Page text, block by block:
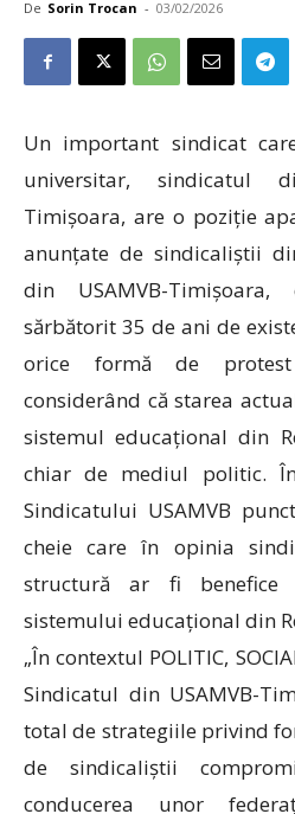
De Sorin Trocan - 03/02/2026
Un important sindicat
universitar, sindicatul
Timișoara, are o poziție
anunțate de sindicaliștii
din USAMVB-
sărbătorit 35 de ani de
orice formă de
considerând că starea
sistemul educațional din
chiar de mediul politic.
Sindicatului USAMVB
cheie care în opinia
structură ar fi benefice
sistemului educațional din
„În contextul POLITIC,
Sindicatul din USAMVB-
total de strategiile privind
de sindicaliștii
conducerea unor